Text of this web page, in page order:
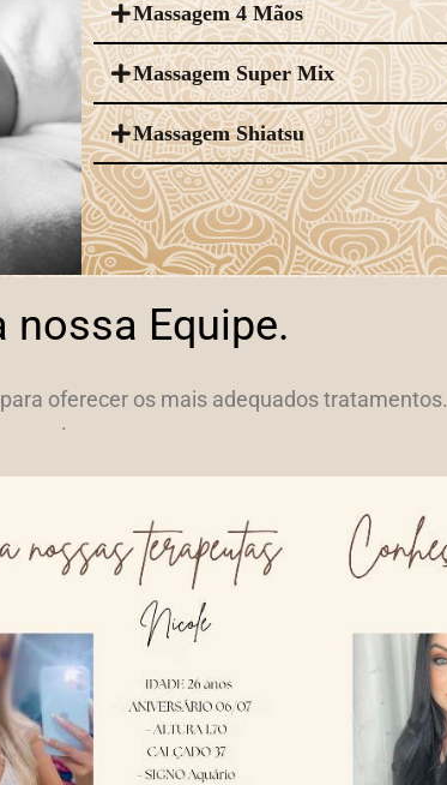
Massagem 4 Mãos
Massagem Super Mix
Massagem Shiatsu
nossa Equipe.
oferecer os mais adequados tratamentos.
.